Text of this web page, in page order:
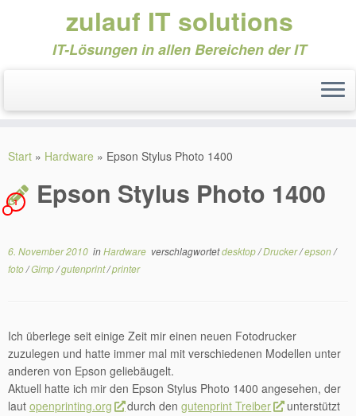
Inhalt
zulauf IT solutions
IT-Lösungen in allen Bereichen der IT
Start » Hardware » Epson Stylus Photo 1400
Epson Stylus Photo 1400
1
6. November 2010 inHardware verschlagwortetdesktop/Drucker/epson/
foto/Gimp/gutenprint/printer
Ich überlege seit einige Zeit mir einen neuen Fotodrucker
zuzulegen und hatte immer mal mit verschiedenen Modellen unter
anderen von Epson geliebäugelt.
Aktuell hatte ich mir den Epson Stylus Photo 1400 angesehen, der
laut openprinting.org durch dengutenprint Treiber
unterstützt